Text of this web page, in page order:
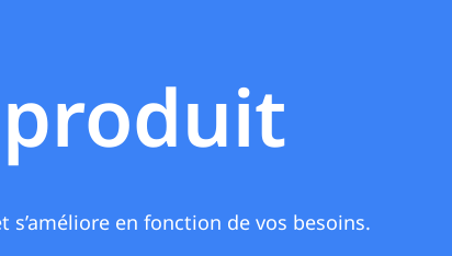
en fonction de vos besoins.